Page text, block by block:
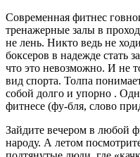
Современная фитнес
тренажерные залы в
не лень. Никто ведь не
боксеров в надежде стать
что это невозможно. И не
вид спорта. Толпа
собой долго и упорно .
фитнесе (фу-бля, слово
Зайдите вечером в любой
народу. А летом